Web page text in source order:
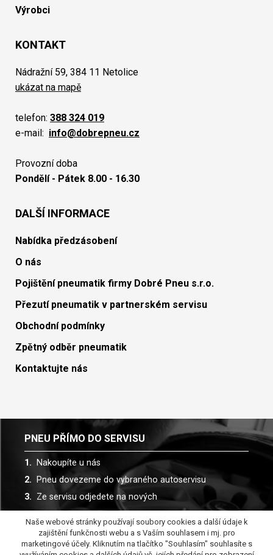
Výrobci
KONTAKT
Nádražní 59, 384 11 Netolice
ukázat na mapě
telefon: 388 324 019
e-mail: info@dobrepneu.cz
Provozní doba
Pondělí - Pátek 8.00 - 16.30
DALŠÍ INFORMACE
Nabídka předzásobení
O nás
Pojištění pneumatik firmy Dobré Pneu s.r.o.
Přezutí pneumatik v partnerském servisu
Obchodní podmínky
Zpětný odběr pneumatik
Kontaktujte nás
PNEU PŘÍMO DO SERVISU
Nakoupíte u nás
Pneu dovezeme do vybraného autoservisu
Ze servisu odjedete na nových
Spolupracujeme s více než 30 autoservisy
Naše webové stránky používají soubory cookies a další údaje k
zajištění funkčnosti webu a s Vaším souhlasem i mj. pro
marketingové účely. Kliknutím na tlačítko "Souhlasím" souhlasíte s